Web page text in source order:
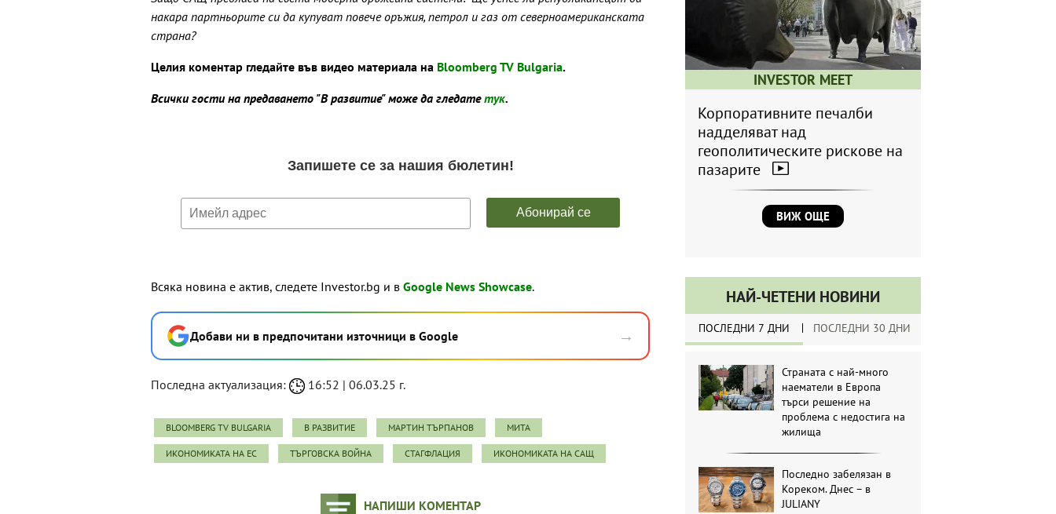
накара партньорите си да купуват повече оръжия, петрол и газ от северноамериканската
страна?
Целия коментар гледайте във видео материала на Bloomberg TV Bulgaria.
Всички гости на предаването "В развитие" може да гледатетук.
Всяка новина е актив, следете Investor.bg и в Google News Showcase.
Добави ни в предпочитани източници в Google →
Последна актуализация: 16:52 | 06.03.25 г.
BLOOMBERG TV BULGARIA В РАЗВИТИЕ МАРТИН ТЪРПАНОВ МИТА
ИКОНОМИКАТА НА ЕС ТЪРГОВСКА ВОЙНА СТАГФЛАЦИЯ ИКОНОМИКАТА НА САЩ
НАПИШИ КОМЕНТАР
INVESTOR MEET
Корпоративните печалби
надделяват над
геополитическите рискове на
пазарите
ВИЖ ОЩЕ
НАЙ-ЧЕТЕНИ НОВИНИ
ПОСЛЕДНИ 7 ДНИ ПОСЛЕДНИ 30 ДНИ
Страната с най-много
наематели в Европа
търси решение на
проблема с недостига на
жилища
Последно забелязан в
Кореком. Днес – в
JULIANY